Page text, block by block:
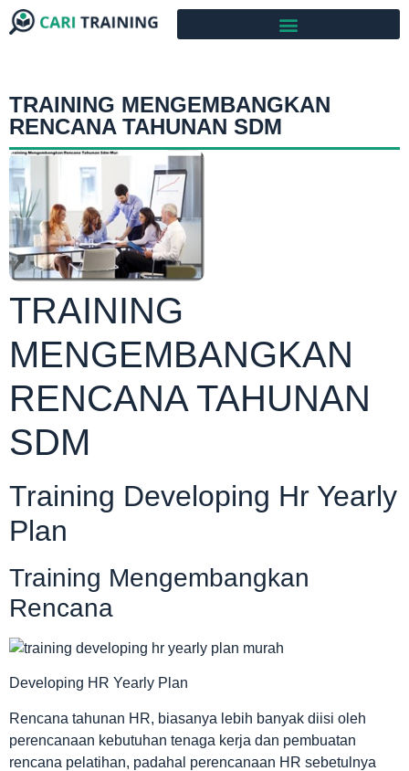
TRAINING MENGEMBANGKAN
RENCANA TAHUNAN SDM
TRAINING
MENGEMBANGKAN
RENCANA TAHUNAN
SDM
Training Developing Hr Yearly
Plan
Training Mengembangkan
Rencana
Developing HR Yearly Plan
Rencana tahunan HR, biasanya lebih banyak diisi oleh
perencanaan kebutuhan tenaga kerja dan pembuatan
rencana pelatihan, padahal perencanaan HR sebetulnya